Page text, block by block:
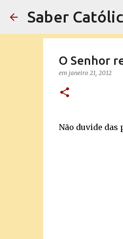
Saber
O Senhor
em janeiro 21, 2012
Não duvide das